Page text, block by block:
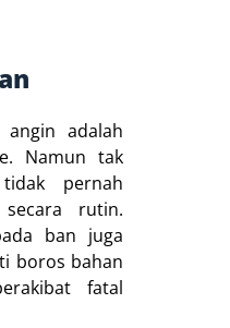
angin adalah
Namun tak
pernah
rutin.
ban juga
boros bahan
fatal